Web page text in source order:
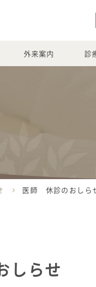
外来案内 診
医師 休診のおしら
しらせ